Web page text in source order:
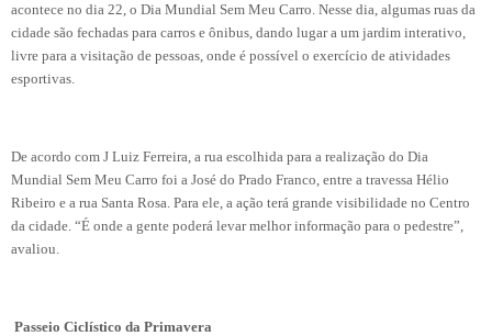
acontece no dia 22, o Dia Mundial Sem Meu Carro. Nesse dia, algumas ruas da
cidade são fechadas para carros e ônibus, dando lugar a um jardim interativo,
livre para a visitação de pessoas, onde é possível o exercício de atividades
esportivas.
De acordo com J Luiz Ferreira, a rua escolhida para a realização do Dia
Mundial Sem Meu Carro foi a José do Prado Franco, entre a travessa Hélio
Ribeiro e a rua Santa Rosa. Para ele, a ação terá grande visibilidade no Centro
da cidade. “É onde a gente poderá levar melhor informação para o pedestre”,
avaliou.
Passeio Ciclístico da Primavera